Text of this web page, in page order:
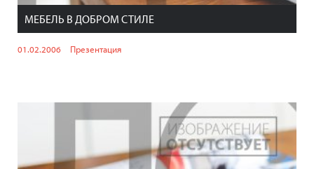
МЕБЕЛЬ В ДОБРОМ СТИЛЕ
01.02.2006 Презентация